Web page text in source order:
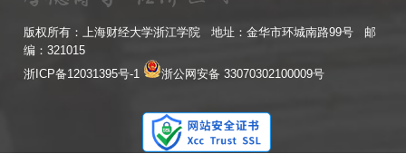
版权所有：上海财经大学浙江学院 地址：金华市环城南路99号 邮
编：321015
浙ICP备12031395号-1
浙公网安备 33070302100009号